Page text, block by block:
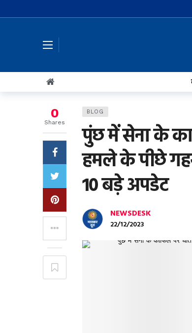
BLOG
पुंछ में सेना के
हमले के पीछे
10 बड़े अपडेट
NEWSDESK
22/12/2023
0
Shares